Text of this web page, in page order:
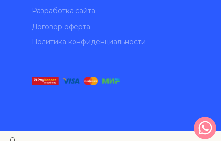
Разработка сайта
Договор оферта
Политика конфиденциальности